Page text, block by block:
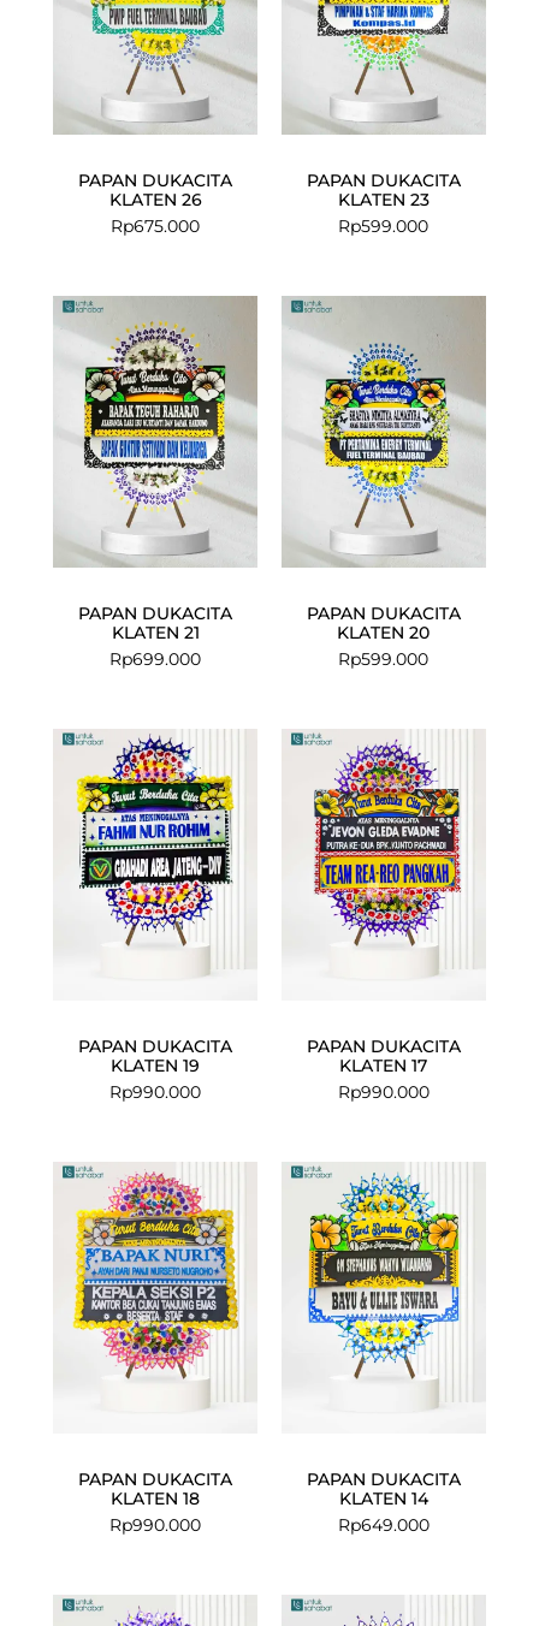
PAPAN DUKACITA
KLATEN 26
Rp675.000
PAPAN DUKACITA
KLATEN 23
Rp599.000
PAPAN DUKACITA
KLATEN 21
Rp699.000
PAPAN DUKACITA
KLATEN 20
Rp599.000
PAPAN DUKACITA
KLATEN 19
Rp990.000
PAPAN DUKACITA
KLATEN 17
Rp990.000
PAPAN DUKACITA
KLATEN 18
Rp990.000
PAPAN DUKACITA
KLATEN 14
Rp649.000